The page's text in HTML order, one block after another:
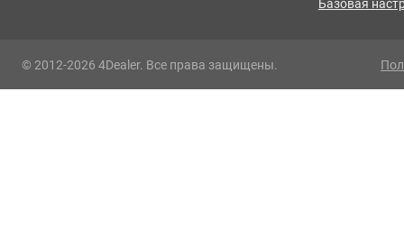
Базовая
© 2012-2026 4Dealer. Все права защищены.